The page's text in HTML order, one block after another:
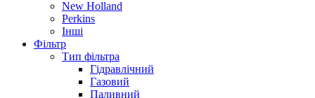
New Holland
Perkins
Інші
Фільтр
Тип фільтра
Гідравлічний
Газовий
Паливний